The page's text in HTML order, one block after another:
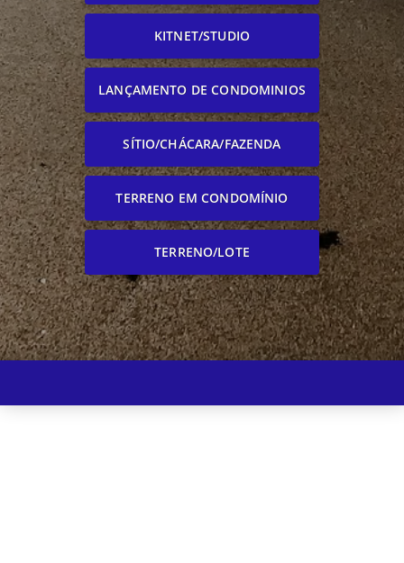
KITNET/STUDIO
LANÇAMENTO DE CONDOMINIOS
SÍTIO/CHÁCARA/FAZENDA
TERRENO EM CONDOMÍNIO
TERRENO/LOTE